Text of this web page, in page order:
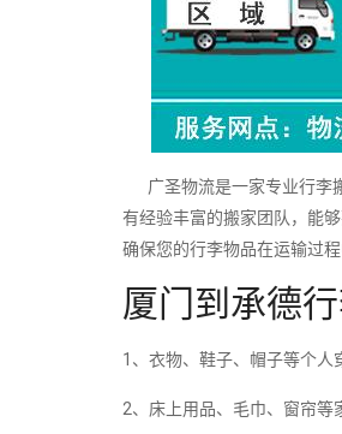
广圣物流是一家专业行李
有经验丰富的搬家团队，能
确保您的行李物品在运输过
厦门到承德
1、衣物、鞋子、帽子等个人
2、床上用品、毛巾、窗帘等